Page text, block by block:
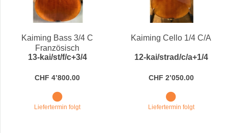
Kaiming Bass 3/4 C
Französisch
13-kai/st/f/c+3/4
CHF 4’800.00
Liefertermin folgt
Kaiming Cello 1/4 C/A
12-kai/strad/c/a+1/4
CHF 2’050.00
Liefertermin folgt